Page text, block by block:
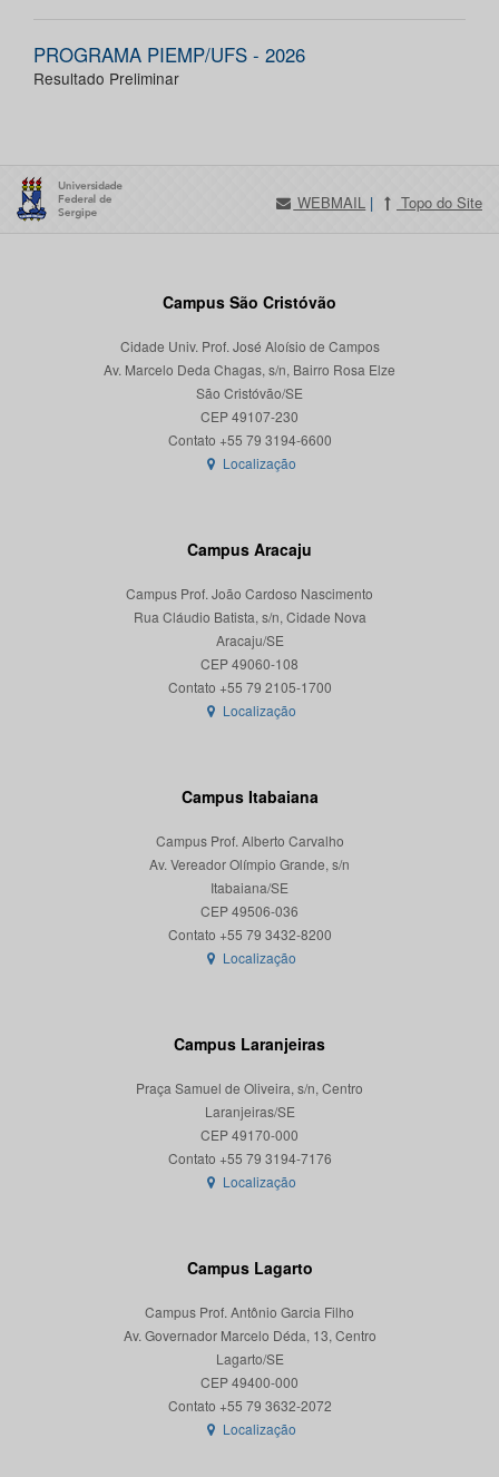
PROGRAMA PIEMP/UFS - 2026
Resultado Preliminar
WEBMAIL | Topo do Site
Campus São Cristóvão
Cidade Univ. Prof. José Aloísio de Campos
Av. Marcelo Deda Chagas, s/n, Bairro Rosa Elze
São Cristóvão/SE
CEP 49107-230
Localização
Campus Aracaju
Campus Prof. João Cardoso Nascimento
Rua Cláudio Batista, s/n, Cidade Nova
Aracaju/SE
CEP 49060-108
Localização
Campus Itabaiana
Campus Prof. Alberto Carvalho
Av. Vereador Olímpio Grande, s/n
Itabaiana/SE
CEP 49506-036
Localização
Campus Laranjeiras
Praça Samuel de Oliveira, s/n, Centro
Laranjeiras/SE
CEP 49170-000
Localização
Campus Lagarto
Campus Prof. Antônio Garcia Filho
Av. Governador Marcelo Déda, 13, Centro
Lagarto/SE
CEP 49400-000
Localização